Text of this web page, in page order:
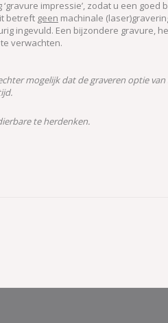
impressie’, zodat u een
betreft geen machinale
ingevuld. Een bijzondere gravure,
verwachten.
mogelijk dat de graveren optie
te herdenken.